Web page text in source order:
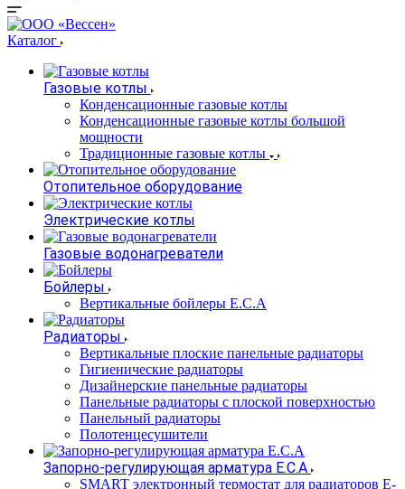
Каталог
Газовые котлы
Конденсационные газовые котлы
Конденсационные газовые котлы большой
мощности
Традиционные газовые котлы
Отопительное оборудование
Электрические котлы
Газовые водонагреватели
Бойлеры
Вертикальные бойлеры E.C.A
Радиаторы
Вертикальные плоские панельные радиаторы
Гигиенические радиаторы
Дизайнерские панельные радиаторы
Панельные радиаторы с плоской поверхностью
Панельный радиаторы
Полотенцесушители
Запорно-регулирующая арматура E.C.A
SMART электронный термостат для радиаторов E-